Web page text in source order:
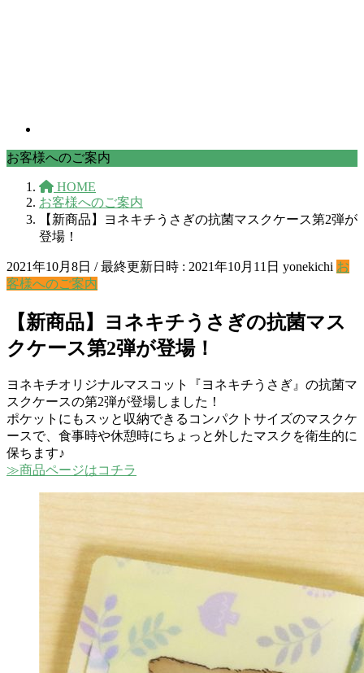
お客様へのご案内
HOME
お客様へのご案内
【新商品】ヨネキチうさぎの抗菌マスクケース第2弾が
登場！
2021年10月8日 / 最終更新日時 : 2021年10月11日 yonekichi お
客様へのご案内
【新商品】ヨネキチうさぎの抗菌マス
クケース第2弾が登場！
ヨネキチオリジナルマスコット『ヨネキチうさぎ』の抗菌マ
スクケースの第2弾が登場しました！
ポケットにもスッと収納できるコンパクトサイズのマスクケ
ースで、食事時や休憩時にちょっと外したマスクを衛生的に
保ちます♪
≫商品ページはコチラ